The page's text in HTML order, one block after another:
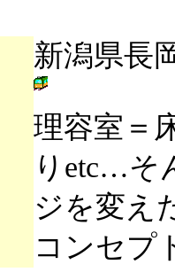
新潟県長
理容室＝
りetc…そ
ジを変え
コンセプ